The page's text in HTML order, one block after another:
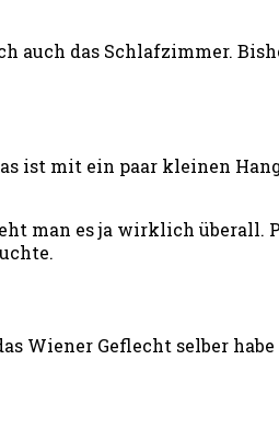
auch das Schlafzimmer.
ist mit ein paar kleinen
man es ja wirklich überall.
Wiener Geflecht selber